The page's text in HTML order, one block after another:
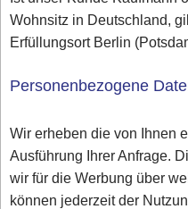
Wohnsitz in Deutschland,
Erfüllungsort Berlin
Personenbezogene
Wir erheben die von Ihnen
Ausführung Ihrer Anfrage.
wir für die Werbung über
können jederzeit der